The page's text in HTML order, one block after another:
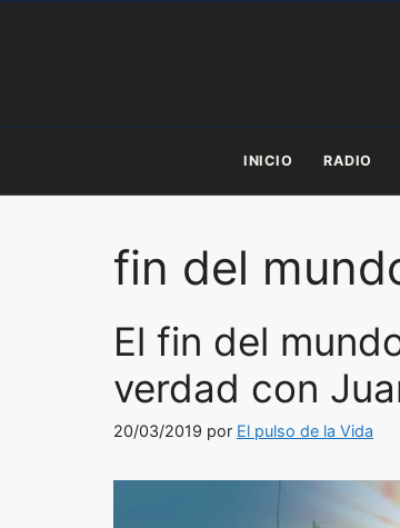
INICIO RADIO
fin del
El fin del
verdad con
20/03/2019 por El pulso de la Vida